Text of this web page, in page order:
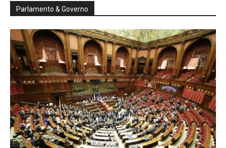
Parlamento & Governo